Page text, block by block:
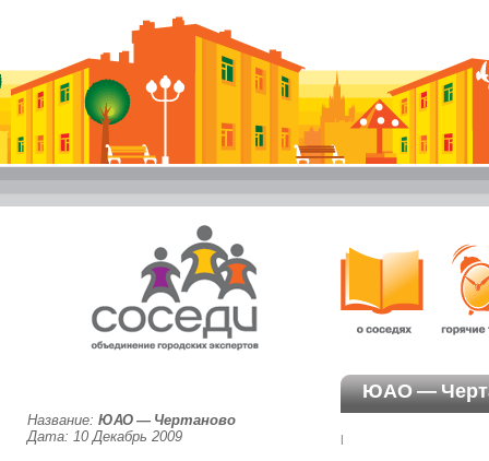
Название: ЮАО — Чертаново
Дата: 10 Декабрь 2009
ЮАО —
|